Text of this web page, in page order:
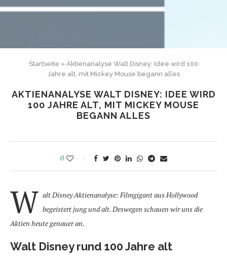
Startseite » Aktienanalyse Walt Disney: Idee wird 100
Jahre alt, mit Mickey Mouse begann alles
AKTIENANALYSE WALT DISNEY: IDEE WIRD
100 JAHRE ALT, MIT MICKEY MOUSE
BEGANN ALLES
0
W alt Disney Aktienanalyse: Filmgigant aus Hollywood
begeistert jung und alt. Deswegen schauen wir uns die
Aktien heute genauer an.
Walt Disney rund 100 Jahre alt